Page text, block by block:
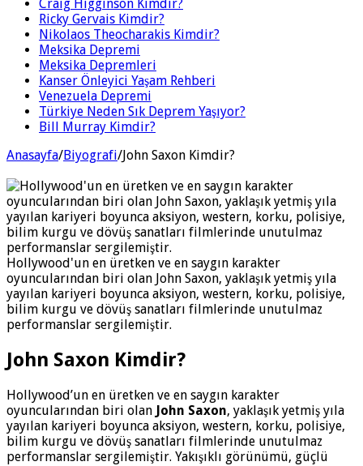
Craig Higginson Kimdir?
Ricky Gervais Kimdir?
Nikolaos Theocharakis Kimdir?
Meksika Depremi
Meksika Depremleri
Kanser Önleyici Yaşam Rehberi
Venezuela Depremi
Türkiye Neden Sık Deprem Yaşıyor?
Bill Murray Kimdir?
Anasayfa/Biyografi/John Saxon Kimdir?
Hollywood'un en üretken ve en saygın karakter
oyuncularından biri olan John Saxon, yaklaşık yetmiş yıla
yayılan kariyeri boyunca aksiyon, western, korku, polisiye,
bilim kurgu ve dövüş sanatları filmlerinde unutulmaz
performanslar sergilemiştir.
John Saxon Kimdir?
Hollywood’un en üretken ve en saygın karakter
oyuncularından biri olan John Saxon, yaklaşık yetmiş yıla
yayılan kariyeri boyunca aksiyon, western, korku, polisiye,
bilim kurgu ve dövüş sanatları filmlerinde unutulmaz
performanslar sergilemiştir. Yakışıklı görünümü, güçlü